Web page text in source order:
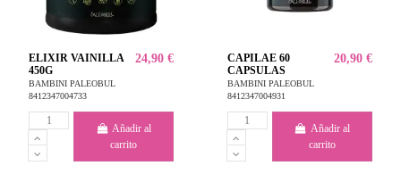
ELIXIR VAINILLA
450G
BAMBINI PALEOBUL
8412347004733
24,90 €
Añadir al
carrito
CAPILAE 60
CAPSULAS
BAMBINI PALEOBUL
8412347004931
20,90 €
Añadir al
carrito